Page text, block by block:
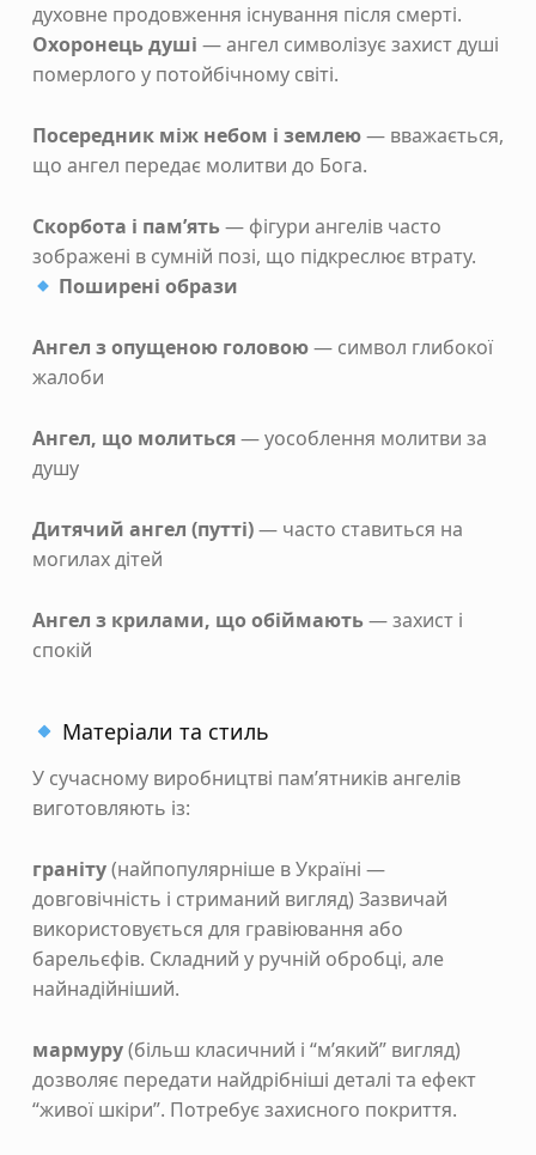
духовне продовження існування після смерті.
Охоронець душі — ангел символізує захист душі
померлого у потойбічному світі.
Посередник між небом і землею— вважається,
що ангел передає молитви до Бога.
Скорбота і пам’ять— фігури ангелів часто
зображені в сумній позі, що підкреслює втрату.
Поширені образи
Ангел з опущеною головою— символ глибокої
жалоби
Ангел, що молиться— уособлення молитви за
душу
Дитячий ангел (путті)— часто ставиться на
могилах дітей
Ангел з крилами, що обіймають— захист і
спокій
Матеріали та стиль
У сучасному виробництві пам’ятників ангелів
виготовляють із:
граніту(найпопулярніше в Україні —
довговічність і стриманий вигляд) Зазвичай
використовується для гравіювання або
барельєфів. Складний у ручній обробці, але
найнадійніший.
мармуру(більш класичний і “м’який” вигляд)
дозволяє передати найдрібніші деталі та ефект
“живої шкіри”. Потребує захисного покриття.